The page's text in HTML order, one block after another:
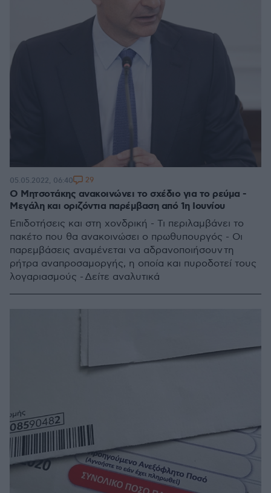
Ο Μητσοτάκης ανακοινώνει το σχέδιο για το ρεύμα -
Μεγάλη και οριζόντια παρέμβαση από 1η Ιουνίου
Επιδοτήσεις και στη χονδρική - Τι περιλαμβάνει το
πακέτο που θα ανακοινώσει ο πρωθυπουργός - Οι
παρεμβάσεις αναμένεται να αδρανοποιήσουν τη
ρήτρα αναπροσαμοργής, η οποία και πυροδοτεί τους
λογαριασμούς - Δείτε αναλυτικά
05.05.2022, 06:40 29